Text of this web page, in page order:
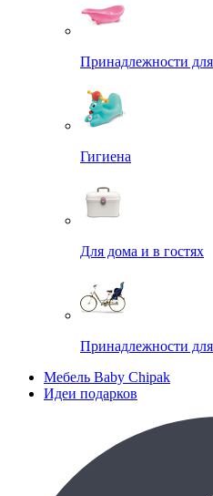
Принадлежности
Гигиена
Для дома и в гостях
Принадлежности
Мебель Baby Chipak
Идеи подарков